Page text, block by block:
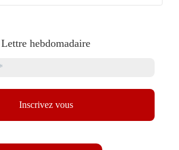
Lettre hebdomadaire